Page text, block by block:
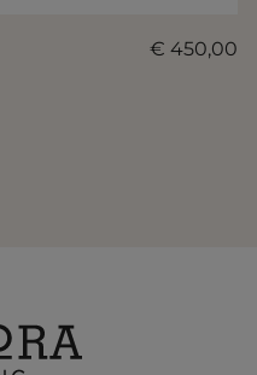
€ 450,00